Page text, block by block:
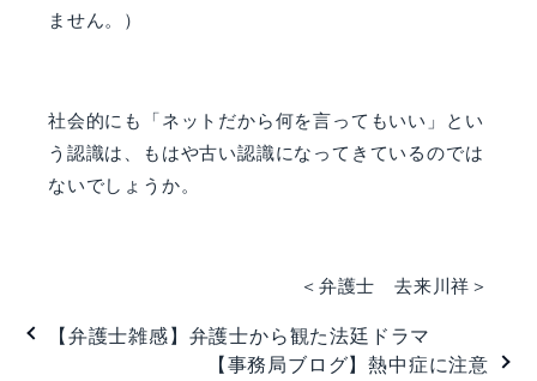
ません。）
社会的にも「ネットだから何を言ってもいい」とい
う認識は、もはや古い認識になってきているのでは
ないでしょうか。
＜弁護士 去来川祥＞
【弁護士雑感】弁護士から観た法廷ドラマ
【事務局ブログ】熱中症に注意